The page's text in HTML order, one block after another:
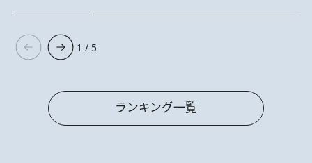
1 / 5
ランキング一覧